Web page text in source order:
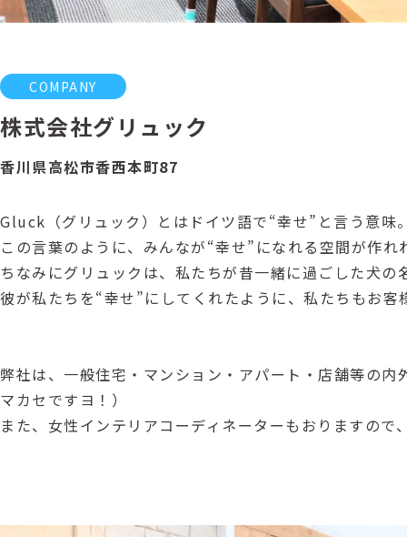
COMPANY
株式会社グリュック
香川県高松市香西本町87
Gluck（グリュック）とはドイツ語で“幸せ”と言う意味
この言葉のように、みんなが“幸せ”になれる空間が作
ちなみにグリュックは、私たちが昔一緒に過ごした犬の
彼が私たちを“幸せ”にしてくれたように、私たちもお
弊社は、一般住宅・マンション・アパート・店舗等の
マカセですヨ！）
また、女性インテリアコーディネーターもおりますの